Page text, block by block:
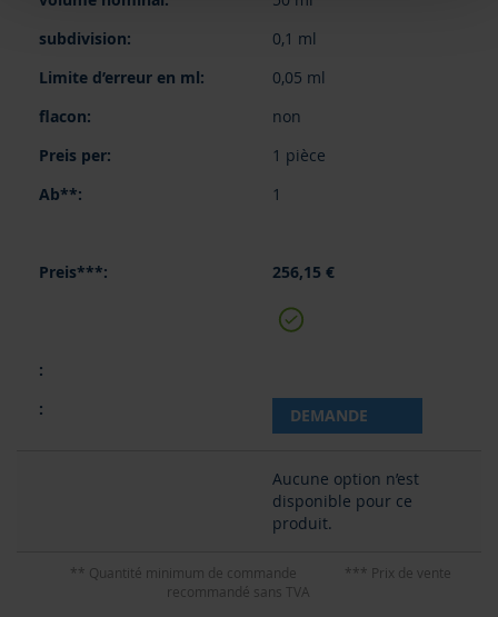
0,1 ml
0,05 ml
non
1 pièce
1
256,15 €
DEMANDE
Aucune option n’est
disponible pour ce
produit.
** Quantité minimum de commande
*** Prix de vente
recommandé sans TVA